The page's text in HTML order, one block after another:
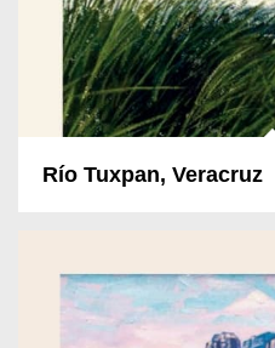
Río Tuxpan, Veracruz